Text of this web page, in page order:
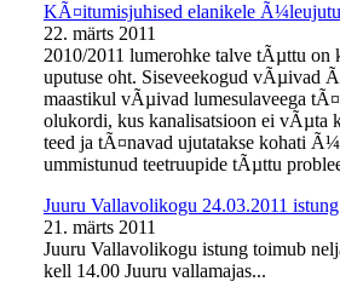
KÃ¤itumisjuhised elanikele
22. märts 2011
2010/2011 lumerohke talve tÃµttu on
uputuse oht. Siseveekogud vÃµivad
maastikul vÃµivad lumesulaveega
olukordi, kus kanalisatsioon ei vÃµta
teed ja tÃ¤navad ujutatakse kohati
ummistunud teetruupide tÃµttu
Juuru Vallavolikogu 24.03.2011 istung
21. märts 2011
Juuru Vallavolikogu istung toimub
kell 14.00 Juuru vallamajas...